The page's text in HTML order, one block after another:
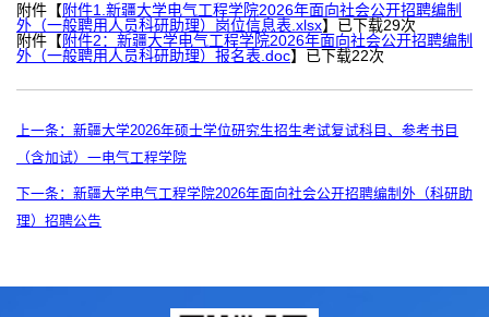
附件【附件1.新疆大学电气工程学院2026年面向社会公开招聘编制
外（一般聘用人员科研助理）岗位信息表.xlsx】已下载29次
附件【附件2：新疆大学电气工程学院2026年面向社会公开招聘编制
外（一般聘用人员科研助理）报名表.doc】已下载22次
上一条：新疆大学2026年硕士学位研究生招生考试复试科目、参考书目
（含加试）一电气工程学院
下一条：新疆大学电气工程学院2026年面向社会公开招聘编制外（科研助
理）招聘公告